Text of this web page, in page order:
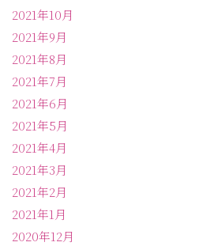
2021年10月
2021年9月
2021年8月
2021年7月
2021年6月
2021年5月
2021年4月
2021年3月
2021年2月
2021年1月
2020年12月